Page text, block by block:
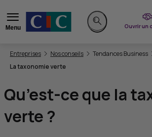
Menu
Rechercher sur le site
Ouvrir un
Vous êtes ici:
Entreprises Nos conseils
Tendances Business
La taxonomie verte
Qu’est-ce que la
verte ?